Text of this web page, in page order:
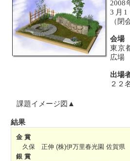
2008
3月1
（閉
会場
東京
広場
出場
２２
課題イメージ図▲
結果
金 賞
久保 正伸 (株)伊万里春光園 佐賀県
銀 賞